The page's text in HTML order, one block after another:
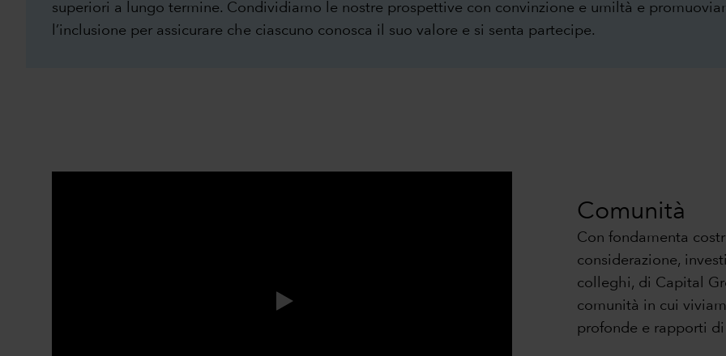
superiori a lungo termine. Condividiamo le nostre prospettive con convinzione e umiltà e
l’inclusione per assicurare che ciascuno conosca il suo valore e si senta partecipe.
Comunità
Con fondamenta
considerazione,
colleghi, di Capital
comunità in cui
profonde e rapporti